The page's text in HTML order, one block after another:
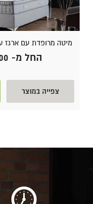
מיטה מרופדת עם ארגז
החל מ-
צפייה במוצר